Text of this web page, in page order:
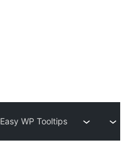
Easy WP Tooltips